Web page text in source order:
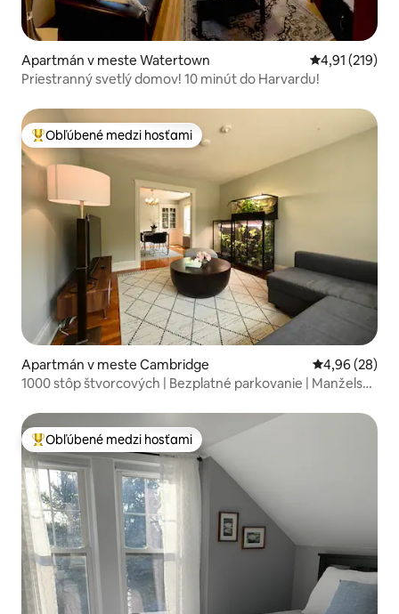
Apartmán v meste Watertown Priemerné
4,91 (219)
Priestranný svetlý domov! 10 minút do Harvardu!
Najobľúbenejšie medzi hosťami
Obľúbené medzi hosťami
Apartmán v meste Cambridge Priemerné
4,96 (28)
1000 stôp štvorcových | Bezplatné parkovanie | Manželská
Najobľúbenejšie medzi hosťami
Obľúbené medzi hosťami